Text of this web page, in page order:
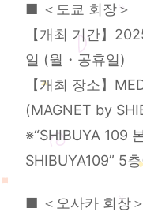
■ ＜도쿄 회장＞
【개최 기간】
일 (월・공휴일)
【개최 장소】
(MAGNET by
※“SHIBUYA 109
SHIBUYA109” 5
■ ＜오사카 회장＞